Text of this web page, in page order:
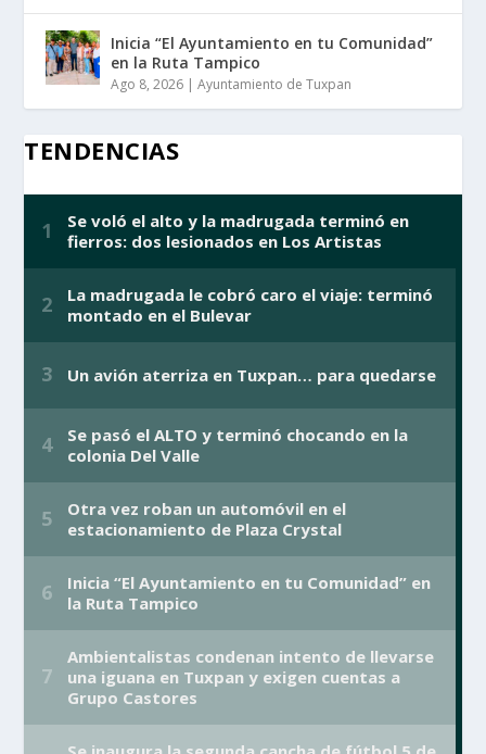
Inicia “El Ayuntamiento en tu Comunidad”
en la Ruta Tampico
Ago 8, 2026 |Ayuntamiento de Tuxpan
TENDENCIAS